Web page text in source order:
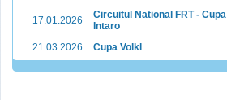
17.01.2026
Circuitul National FRT - Cupa
Intaro
21.03.2026 Cupa Volkl